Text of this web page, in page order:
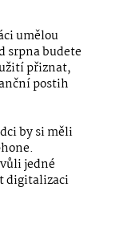
umělou
srpna budete
přiznat,
postih
by si měli
jedné
digitalizaci